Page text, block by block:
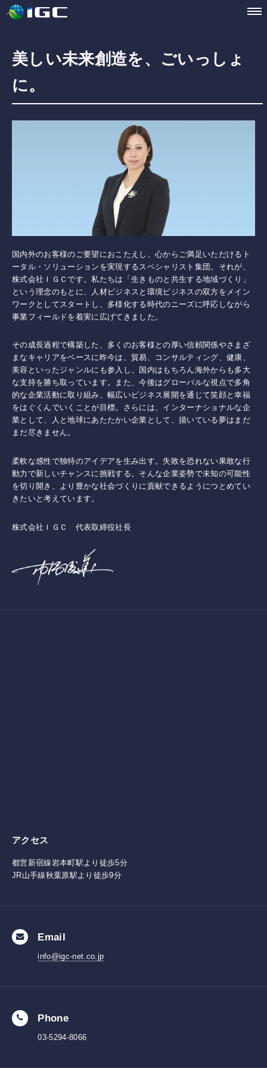
美しい未来創造を、ごいっしょ
に。
国内外のお客様のご要望におこたえし、心からご満足いただけるト
ータル・ソリューションを実現するスペシャリスト集団。それが、
株式会社ＩＧＣです。私たちは「生きものと共生する地域づくり」
という理念のもとに、人材ビジネスと環境ビジネスの双方をメイン
ワークとしてスタートし、多様化する時代のニーズに呼応しながら
事業フィールドを着実に広げてきました。
その成長過程で構築した、多くのお客様との厚い信頼関係やさまざ
まなキャリアをベースに昨今は、貿易、コンサルティング、健康、
美容といったジャンルにも参入し、国内はもちろん海外からも多大
な支持を勝ち取っています。また、今後はグローバルな視点で多角
的な企業活動に取り組み、幅広いビジネス展開を通じて笑顔と幸福
をはぐくんでいくことが目標。さらには、インターナショナルな企
業として、人と地球にあたたかい企業として、描いている夢はまだ
まだ尽きません。
柔軟な感性で独特のアイデアを生み出す。失敗を恐れない果敢な行
動力で新しいチャンスに挑戦する。そんな企業姿勢で未知の可能性
を切り開き、より豊かな社会づくりに貢献できるようにつとめてい
きたいと考えています。
株式会社ＩＧＣ 代表取締役社長
アクセス
都営新宿線岩本町駅より徒歩5分
JR山手線秋葉原駅より徒歩9分
Email
info@igc-net.co.jp
Phone
03-5294-8066